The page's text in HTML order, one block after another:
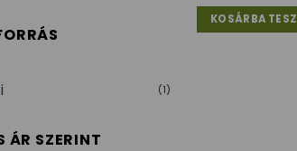
(1)
ÁR SZERINT
KOSÁRBA